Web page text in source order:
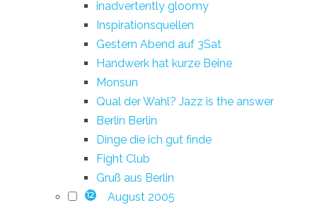
inadvertently gloomy
Inspirationsquellen
Gestern Abend auf 3Sat
Handwerk hat kurze Beine
Monsun
Qual der Wahl? Jazz is the answer
Berlin Berlin
Dinge die ich gut finde
Fight Club
Gruß aus Berlin
12 August 2005